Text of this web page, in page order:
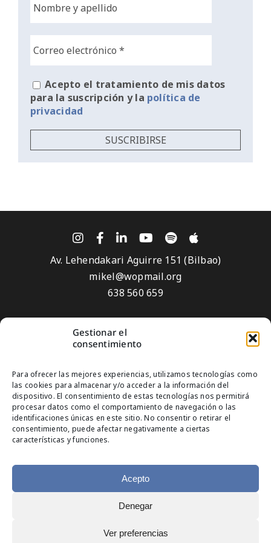
Gestionar el
consentimiento
Para ofrecer las mejores experiencias, utilizamos tecnologías como
las cookies para almacenar y/o acceder a la información del
dispositivo. El consentimiento de estas tecnologías nos permitirá
procesar datos como el comportamiento de navegación o las
identificaciones únicas en este sitio. No consentir o retirar el
consentimiento, puede afectar negativamente a ciertas
características y funciones.
Acepto
Denegar
Ver preferencias
Acepto el tratamiento de mis datos
para la suscripción y la política de
privacidad
Av. Lehendakari Aguirre 151 (Bilbao)
mikel@wopmail.org
638 560 659
Aviso Legal
Política de Cookies
Suscríbete